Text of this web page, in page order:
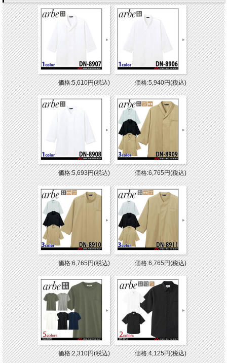
価格:5,610円(税込) 価格:5,940円(税込)
価格:5,693円(税込) 価格:6,765円(税込)
価格:6,765円(税込) 価格:6,765円(税込)
価格:2,310円(税込) 価格:4,125円(税込)